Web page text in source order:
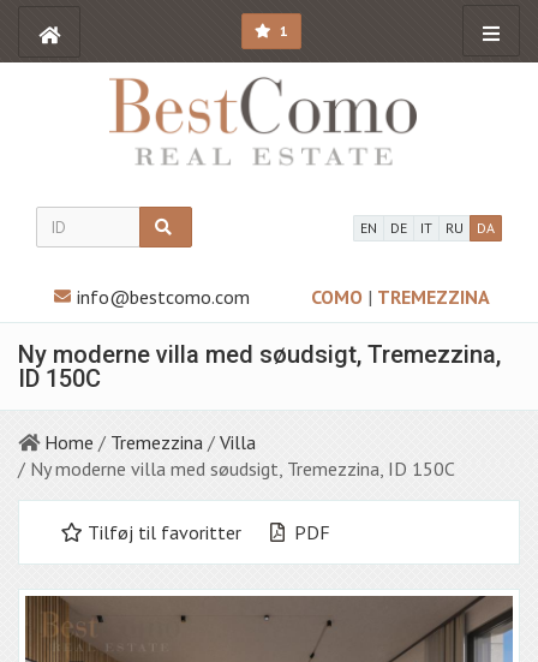
1
EN DE IT RU DA
info@bestcomo.com COMO | TREMEZZINA
Ny moderne villa med søudsigt, Tremezzina,
ID 150C
Home / Tremezzina / Villa
/ Ny moderne villa med søudsigt, Tremezzina, ID 150C
Tilføj til favoritter PDF